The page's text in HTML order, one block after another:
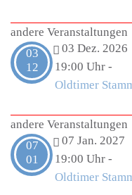
andere Veranstaltungen
03
12
03 Dez. 2026
19:00 Uhr -
Oldtimer
andere Veranstaltungen
07
01
07 Jan. 2027
19:00 Uhr -
Oldtimer